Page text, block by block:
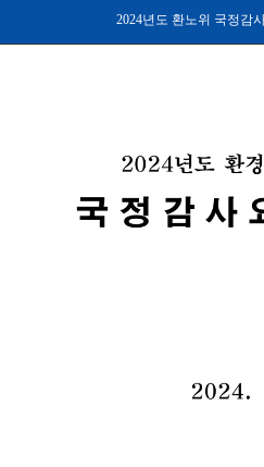
2024년도 환노위 국정감